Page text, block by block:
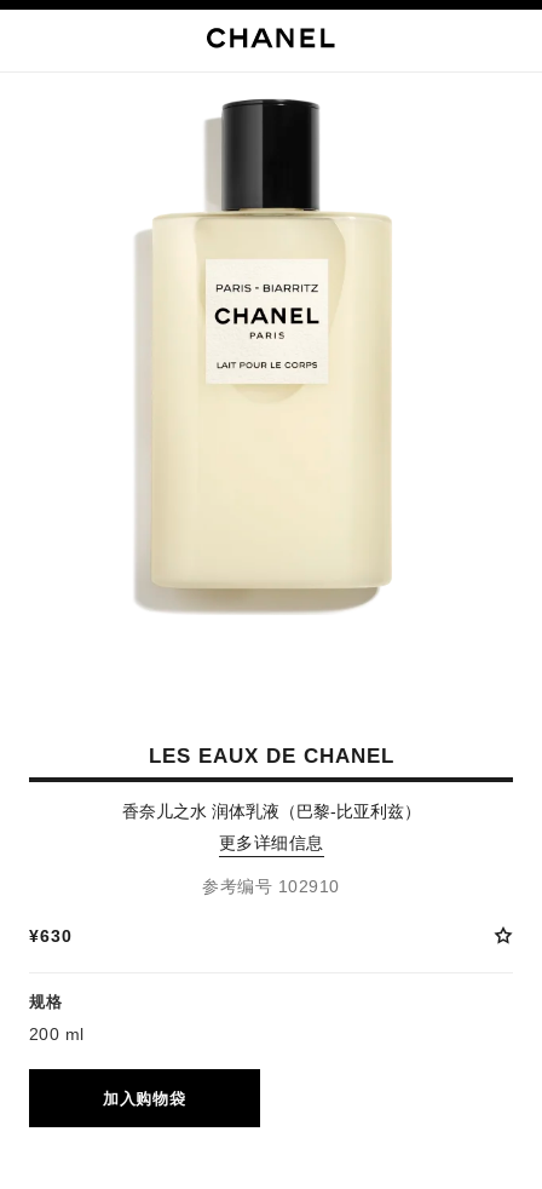
LES EAUX DE CHANEL
香奈儿之水 润体乳液（巴黎-比亚利兹）
更多详细信息
参考编号 102910
¥630
规格
200 ml
加入购物袋